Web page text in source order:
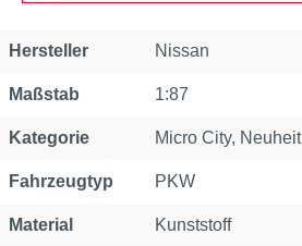
Eigenschaft Wert
Hersteller Nissan
Maßstab 1:87
Kategorie Micro City, Neuheit
Fahrzeugtyp PKW
Material Kunststoff